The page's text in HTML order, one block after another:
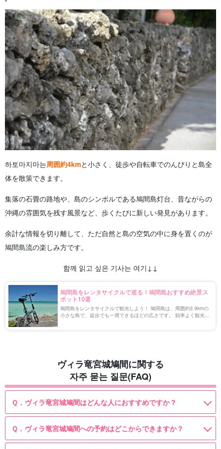
하토마지마는周囲約4kmと小さく、徒歩や自転車でのんびりと島全
体を散策できます。
集落の石畳の路地や、島のシンボルである鳩間島灯台、昔ながらの
沖縄の雰囲気を残す風景など、歩くたびに新しい発見があります。
余計な情報を切り離して、ただ自然と島の空気の中に身を置くのが
鳩間島流の楽しみ方です。
함께 읽고 싶은 기사는 여기↓↓
鳩間島をレンタサイクルで巡る！鳩間島おすすめ絶景ス
ポット10選
鳩間島をレンタサイクルで観光しよう！ 鳩間島は、周囲約3.9kmの
小さな島で、徒歩でも一周できるほどの広さです。 効率よく観光ス
ヴィラ竜宮城鳩間に関する
자주 묻는 질문(FAQ)
Ｑ．ヴィラ竜宮城鳩間はどんな人におすすめですか？
Ｑ．ヴィラ竜宮城鳩間への予約はどこからできますか？